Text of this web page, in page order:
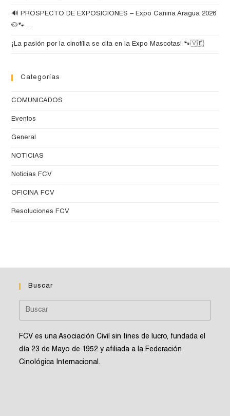
🔊 PROSPECTO DE EXPOSICIONES – Expo Canina Aragua 2026
🐶🐾….
¡La pasión por la cinofília se cita en la Expo Mascotas! 🐾🇻🇪
Categorías
COMUNICADOS
Eventos
General
NOTICIAS
Noticias FCV
OFICINA FCV
Resoluciones FCV
Buscar
FCV es una Asociación Civil sin fines de lucro, fundada el
día 23 de Mayo de 1952 y afiliada a la Federación
Cinológica Internacional.